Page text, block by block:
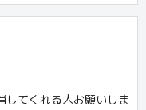
してくれる人お願いしま